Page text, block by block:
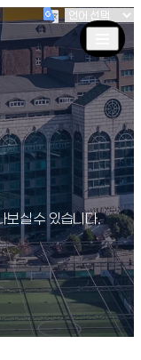
보실 수 있습니다.